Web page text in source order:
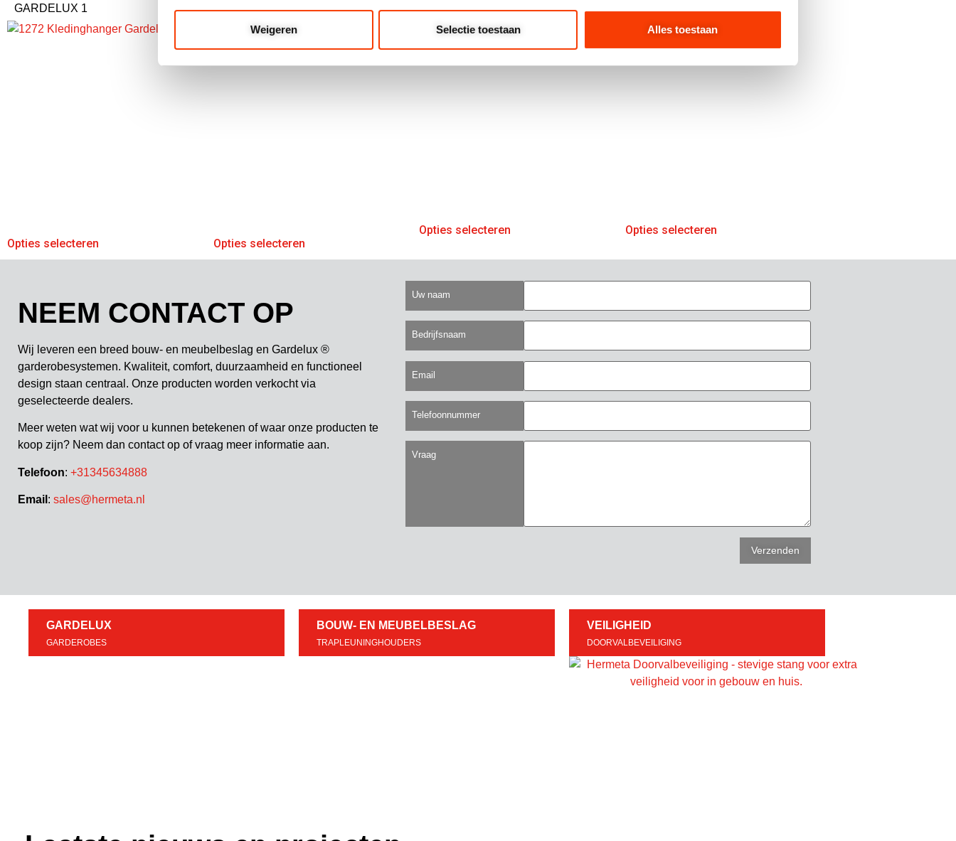
Weigeren Selectie toestaan Alles toestaan
GARDELUX 1
Opties selecteren
GARDELUX 1
Opties selecteren
Opties selecteren Opties selecteren
NEEM CONTACT OP
Wij leveren een breed bouw- en meubelbeslag en Gardelux ®
garderobesystemen. Kwaliteit, comfort, duurzaamheid en functioneel
design staan centraal. Onze producten worden verkocht via
geselecteerde dealers.
Meer weten wat wij voor u kunnen betekenen of waar onze producten te
koop zijn? Neem dan contact op of vraag meer informatie aan.
Telefoon: +31345634888
Email : sales@hermeta.nl
Uw naam
Bedrijfsnaam
Email
Telefoonnummer
Vraag
GARDELUX
GARDEROBES
BOUW- EN MEUBELBESLAG
TRAPLEUNINGHOUDERS
VEILIGHEID
DOORVALBEVEILIGING